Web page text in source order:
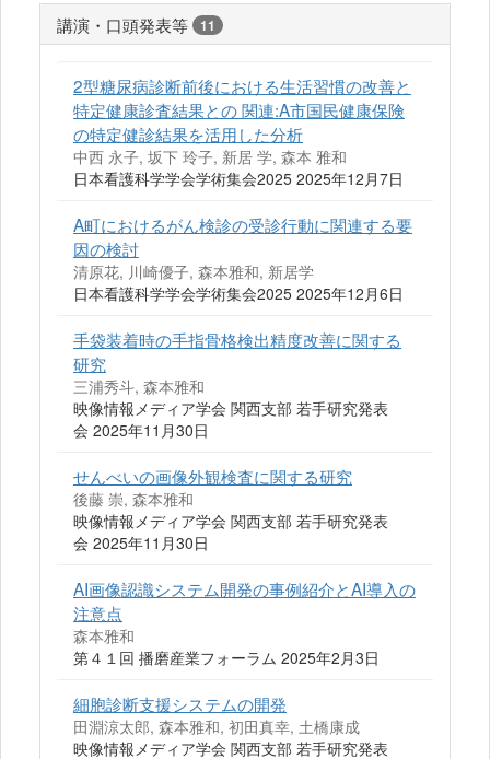
講演・口頭発表等 11
2型糖尿病診断前後における生活習慣の改善と
特定健康診査結果との 関連:A市国民健康保険
の特定健診結果を活用した分析
中西 永子, 坂下 玲子, 新居 学, 森本 雅和
日本看護科学学会学術集会2025 2025年12月7日
A町におけるがん検診の受診行動に関連する要
因の検討
清原花, 川崎優子, 森本雅和, 新居学
日本看護科学学会学術集会2025 2025年12月6日
手袋装着時の手指骨格検出精度改善に関する
研究
三浦秀斗, 森本雅和
映像情報メディア学会 関西支部 若手研究発表
会 2025年11月30日
せんべいの画像外観検査に関する研究
後藤 崇, 森本雅和
映像情報メディア学会 関西支部 若手研究発表
会 2025年11月30日
AI画像認識システム開発の事例紹介とAI導入の
注意点
森本雅和
第４１回 播磨産業フォーラム 2025年2月3日
細胞診断支援システムの開発
田淵涼太郎, 森本雅和, 初田真幸, 土橋康成
映像情報メディア学会 関西支部 若手研究発表